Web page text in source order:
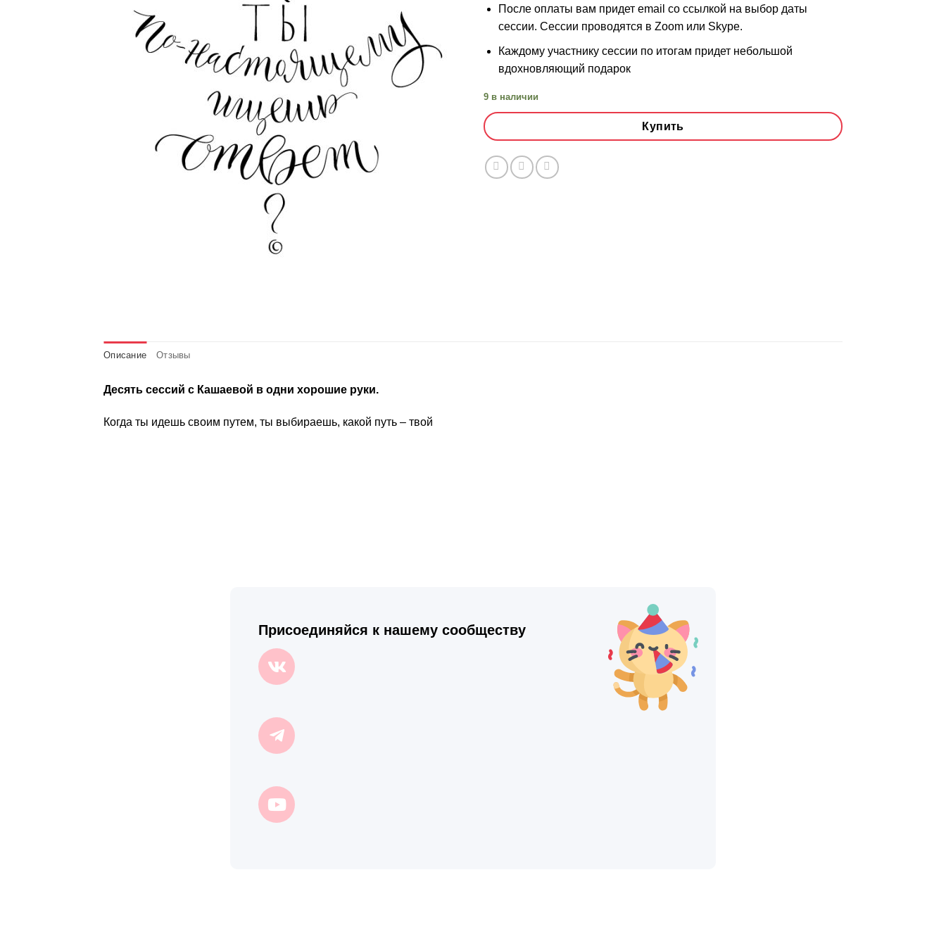
После оплаты вам придет email со ссылкой на выбор даты
сессии. Сессии проводятся в Zoom или Skype.
Каждому участнику сессии по итогам придет небольшой
вдохновляющий подарок
9 в наличии
Купить
Описание Отзывы
Десять сессий с Кашаевой в одни хорошие руки.
Когда ты идешь своим путем, ты выбираешь, какой путь – твой
Присоединяйся к нашему сообществу